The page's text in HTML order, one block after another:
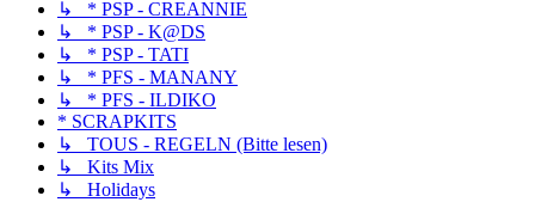
↳ * PSP - CREANNIE
↳ * PSP - K@DS
↳ * PSP - TATI
↳ * PFS - MANANY
↳ * PFS - ILDIKO
* SCRAPKITS
↳ TOUS - REGELN (Bitte lesen)
↳ Kits Mix
↳ Holidays